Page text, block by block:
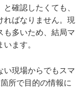
確認したくても、
ればなりません。現
も多いため、結局マ
ます。
い現場からでもスマ
所で目的の情報に